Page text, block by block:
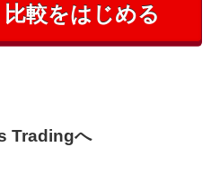
比較をはじめる
Tradingへ